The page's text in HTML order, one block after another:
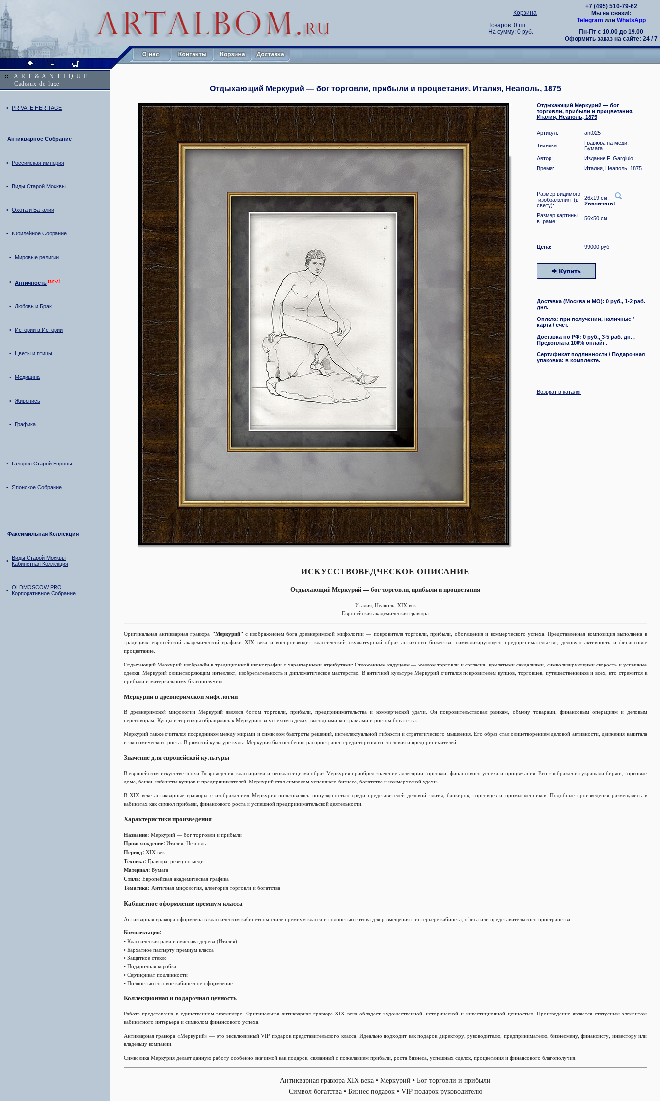
Корзина
Товаров: 0 шт.
На сумму: 0 руб.
+7 (495) 510-79-62
Мы на связи!:
Telegram или WhatsApp
Пн-Пт с 10.00 до 19.00
Оформить заказ на сайте: 24 / 7
A R T & A N T I Q U E
Cadeaux de luxe
• PRIVATE HERITAGE
Антикварное Собрание
• Российская империя
• Виды Старой Москвы
• Охота и Баталии
• Юбилейное Собрание
• Мировые религии
• Античность
• Любовь и Брак
• Истории в Истории
• Цветы и птицы
• Медицина
• Живопись
• Графика
• Галерея Старой Европы
• Японское Собрание
Факсимильная Коллекция
•
Виды Старой Москвы
Кабинетная Коллекция
• OLDMOSCOW PRO
Корпоративное Собрание
Отдыхающий Меркурий — бог торговли, прибыли и процветания. Италия, Неаполь, 1875
Отдыхающий Меркурий — бог
торговли, прибыли и процветания.
Италия, Неаполь, 1875
Артикул: ant025
Техника:
Гравюра на меди,
Бумага
Автор:
Издание F. Gargiulo
Время:
Италия, Неаполь, 1875
Размер видимого
изображения (в
свету):
26x19 см.
Увеличить!
Размер картины
в раме:
56x50 см.
Цена: 99000 руб
Доставка (Москва и МО): 0 руб., 1-2 раб.
дня.
Оплата: при получении, наличные /
карта / счет.
Доставка по РФ: 0 руб., 3-5 раб. дн. ,
Предоплата 100% онлайн.
Сертификат подлинности / Подарочная
упаковка: в комплекте.
Возврат в каталог
ИСКУССТВОВЕДЧЕСКОЕ ОПИСАНИЕ
Отдыхающий Меркурий — бог торговли, прибыли и процветания
Италия, Неаполь, XIX век
Европейская академическая гравюра
Оригинальная антикварная гравюра "Меркурий" с изображением бога древнеримской мифологии — покровителя торговли, прибыли, обогащения и коммерческого успеха. Представленная композиция выполнена в
традициях европейской академической графики XIX века и воспроизводит классический скульптурный образ античного божества, символизирующего предпринимательство, деловую активность и финансовое
процветание.
Отдыхающий Меркурий изображён в традиционной иконографии с характерными атрибутами: Отложенным кадуцеем — жезлом торговли и согласия, крылатыми сандалиями, символизирующими скорость и успешные
сделки. Меркурий олицетворяющим интеллект, изобретательность и дипломатическое мастерство. В античной культуре Меркурий считался покровителем купцов, торговцев, путешественников и всех, кто стремится к
прибыли и материальному благополучию.
Меркурий в древнеримской мифологии
В древнеримской мифологии Меркурий являлся богом торговли, прибыли, предпринимательства и коммерческой удачи. Он покровительствовал рынкам, обмену товарами, финансовым операциям и деловым
переговорам. Купцы и торговцы обращались к Меркурию за успехом в делах, выгодными контрактами и ростом богатства.
Меркурий также считался посредником между мирами и символом быстроты решений, интеллектуальной гибкости и стратегического мышления. Его образ стал олицетворением деловой активности, движения капитала
и экономического роста. В римской культуре культ Меркурия был особенно распространён среди торгового сословия и предпринимателей.
Значение для европейской культуры
В европейском искусстве эпохи Возрождения, классицизма и неоклассицизма образ Меркурия приобрёл значение аллегории торговли, финансового успеха и процветания. Его изображения украшали биржи, торговые
дома, банки, кабинеты купцов и предпринимателей. Меркурий стал символом успешного бизнеса, богатства и коммерческой удачи.
В XIX веке антикварные гравюры с изображением Меркурия пользовались популярностью среди представителей деловой элиты, банкиров, торговцев и промышленников. Подобные произведения размещались в
кабинетах как символ прибыли, финансового роста и успешной предпринимательской деятельности.
Характеристики произведения
Название: Меркурий — бог торговли и прибыли
Происхождение: Италия, Неаполь
Период: XIX век
Техника: Гравюра, резец по меди
Материал: Бумага
Стиль: Европейская академическая графика
Тематика: Античная мифология, аллегория торговли и богатства
Кабинетное оформление премиум класса
Антикварная гравюра оформлена в классическом кабинетном стиле премиум класса и полностью готова для размещения в интерьере кабинета, офиса или представительского пространства.
Комплектация:
• Классическая рама из массива дерева (Италия)
• Бархатное паспарту премиум класса
• Защитное стекло
• Подарочная коробка
• Сертификат подлинности
• Полностью готовое кабинетное оформление
Коллекционная и подарочная ценность
Работа представлена в единственном экземпляре. Оригинальная антикварная гравюра XIX века обладает художественной, исторической и инвестиционной ценностью. Произведение является статусным элементом
кабинетного интерьера и символом финансового успеха.
Антикварная гравюра «Меркурий» — это эксклюзивный VIP подарок представительского класса. Идеально подходит как подарок директору, руководителю, предпринимателю, бизнесмену, финансисту, инвестору или
владельцу компании.
Символика Меркурия делает данную работу особенно значимой как подарок, связанный с пожеланием прибыли, роста бизнеса, успешных сделок, процветания и финансового благополучия.
Антикварная гравюра XIX века • Меркурий • Бог торговли и прибыли
Символ богатства • Бизнес подарок • VIP подарок руководителю